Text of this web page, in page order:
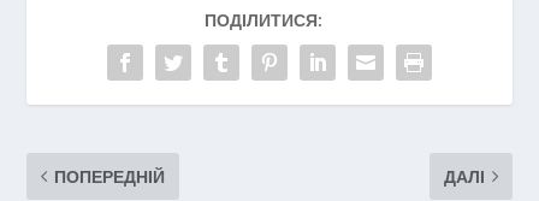
ПОДІЛИТИСЯ:
ПОПЕРЕДНІЙ ДАЛІ